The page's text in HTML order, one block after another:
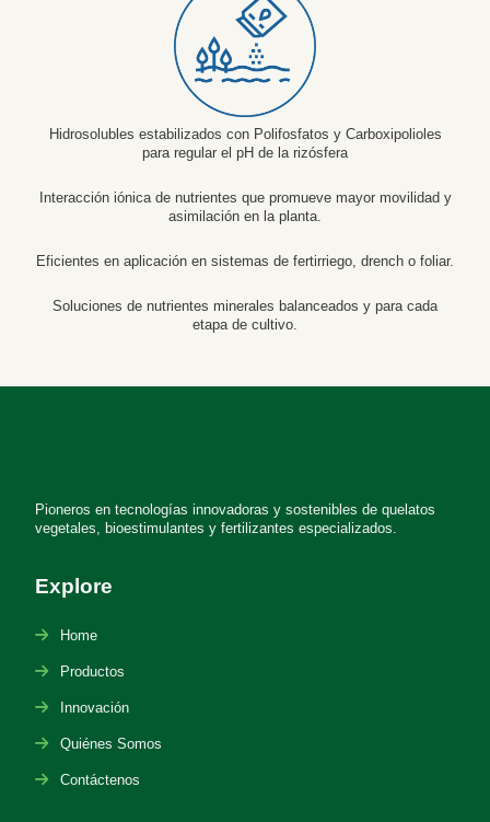
Hidrosolubles estabilizados con Polifosfatos y Carboxipolioles
para regular el pH de la rizósfera
Interacción iónica de nutrientes que promueve mayor movilidad y
asimilación en la planta.
Eficientes en aplicación en sistemas de fertirriego, drench o foliar.
Soluciones de nutrientes minerales balanceados y para cada
etapa de cultivo.
Pioneros en tecnologías innovadoras y sostenibles de quelatos
vegetales, bioestimulantes y fertilizantes especializados.
Explore
Home
Productos
Innovación
Quiénes Somos
Contáctenos